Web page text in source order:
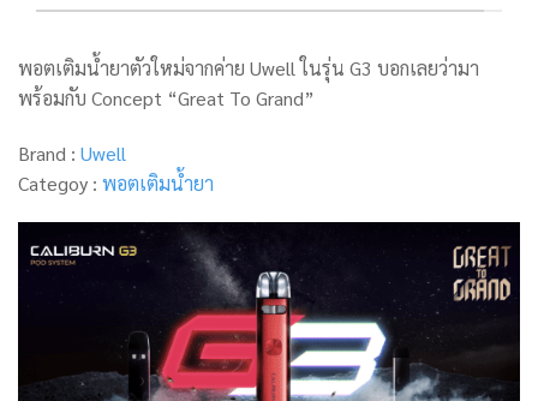
พอตเติมน้ำยาตัวใหม่จากค่าย Uwell ในรุ่น G3 บอกเลยว่ามา
พร้อมกับ Concept “Great To Grand”
Brand : Uwell
Categoy : พอตเติมน้ำยา